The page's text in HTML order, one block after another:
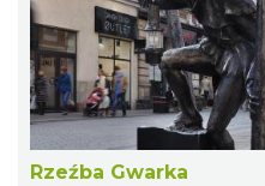
Rzeźba Gwarka